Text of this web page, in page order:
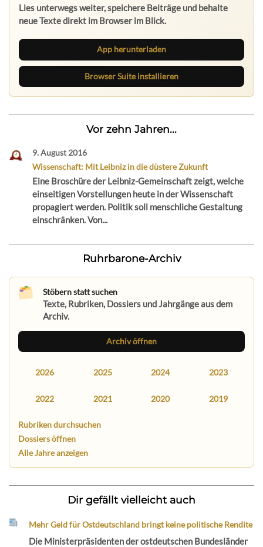
Lies unterwegs weiter, speichere Beiträge und behalte
neue Texte direkt im Browser im Blick.
App herunterladen
Browser Suite installieren
Vor zehn Jahren...
9. August 2016
Wissenschaft: Mit Leibniz in die düstere Zukunft
Eine Broschüre der Leibniz-Gemeinschaft zeigt, welche
einseitigen Vorstellungen heute in der Wissenschaft
propagiert werden. Politik soll menschliche Gestaltung
einschränken. Von...
Ruhrbarone-Archiv
Stöbern statt suchen
Texte, Rubriken, Dossiers und Jahrgänge aus dem
Archiv.
Archiv öffnen
2026 2025 2024 2023
2022 2021 2020 2019
Rubriken durchsuchen
Dossiers öffnen
Alle Jahre anzeigen
Dir gefällt vielleicht auch
Mehr Geld für Ostdeutschland bringt keine politische Rendite
Die Ministerpräsidenten der ostdeutschen Bundesländer